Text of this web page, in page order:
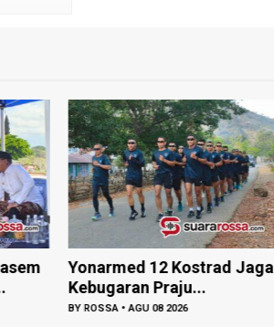
Yonarmed 12 Kostrad Jaga
Kebugaran Praju...
BYROSSA •AGU 08 2026